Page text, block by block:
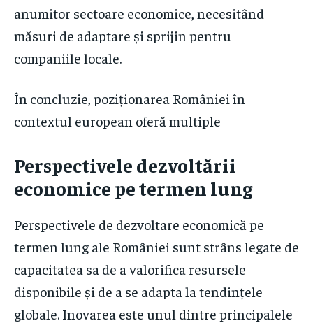
anumitor sectoare economice, necesitând
măsuri de adaptare și sprijin pentru
companiile locale.
În concluzie, poziționarea României în
contextul european oferă multiple
Perspectivele dezvoltării
economice pe termen lung
Perspectivele de dezvoltare economică pe
termen lung ale României sunt strâns legate de
capacitatea sa de a valorifica resursele
disponibile și de a se adapta la tendințele
globale. Inovarea este unul dintre principalele